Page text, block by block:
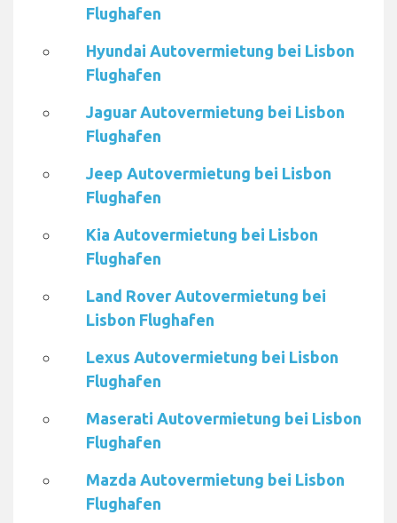
Flughafen
Hyundai Autovermietung bei Lisbon
Flughafen
Jaguar Autovermietung bei Lisbon
Flughafen
Jeep Autovermietung bei Lisbon
Flughafen
Kia Autovermietung bei Lisbon
Flughafen
Land Rover Autovermietung bei
Lisbon Flughafen
Lexus Autovermietung bei Lisbon
Flughafen
Maserati Autovermietung bei Lisbon
Flughafen
Mazda Autovermietung bei Lisbon
Flughafen